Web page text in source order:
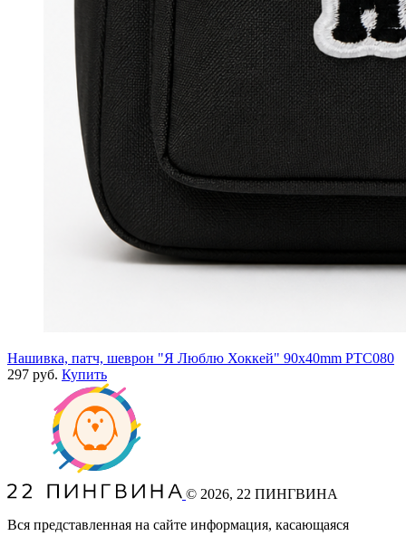
Нашивка, патч, шеврон "Я Люблю Хоккей" 90x40mm PTC080
297 руб. Купить
© 2026, 22 ПИНГВИНА
Вся представленная на сайте информация, касающаяся